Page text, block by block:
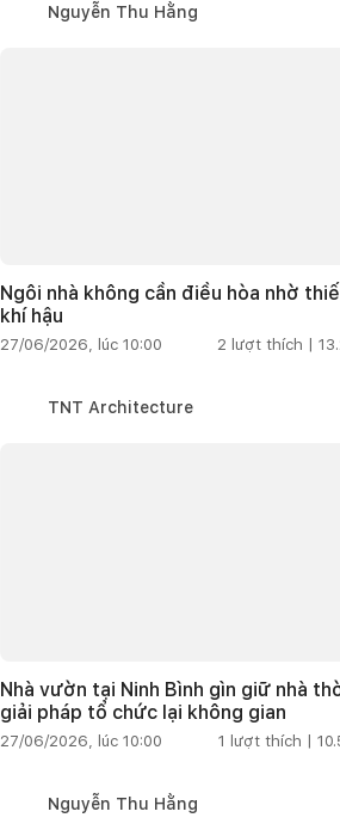
Nguyễn Thu Hằng
Ngôi nhà không cần điều hòa nhờ
khí hậu
27/06/2026, lúc 10:00 2 lượt thích |
TNT Architecture
Nhà vườn tại Ninh Bình gìn giữ nhà
giải pháp tổ chức lại không gian
27/06/2026, lúc 10:00 1 lượt thích |
Nguyễn Thu Hằng